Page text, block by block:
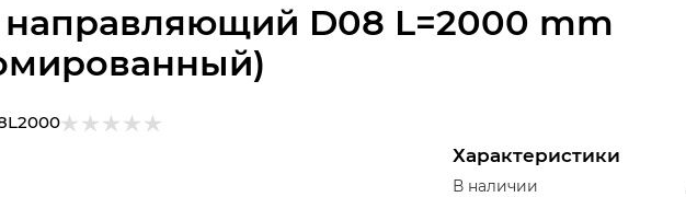
D08 L=2000 mm
Характеристики
В наличии